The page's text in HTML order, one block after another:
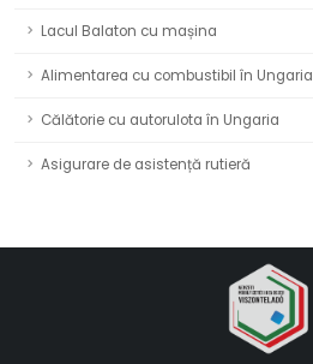
Lacul Balaton cu mașina
Alimentarea cu combustibil în Ungaria
Călătorie cu autorulota în Ungaria
Asigurare de asistență rutieră